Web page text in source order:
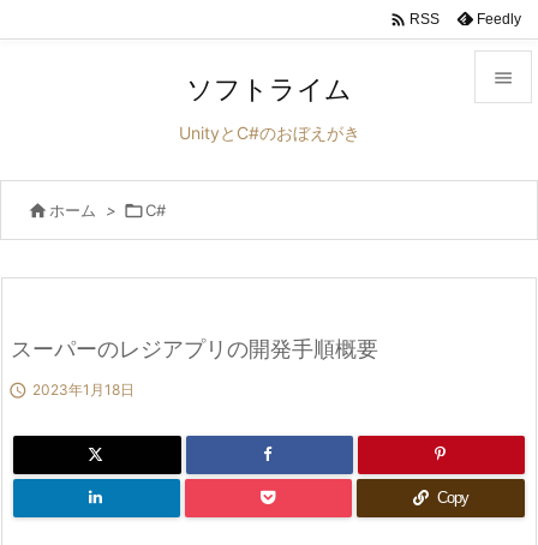


前へ
 RSS Feedly
ソフトライム
UnityとC#のおぼえがき
 ホーム > C#
スーパーのレジアプリの開発手順概要
 2023年1月18日
Copy